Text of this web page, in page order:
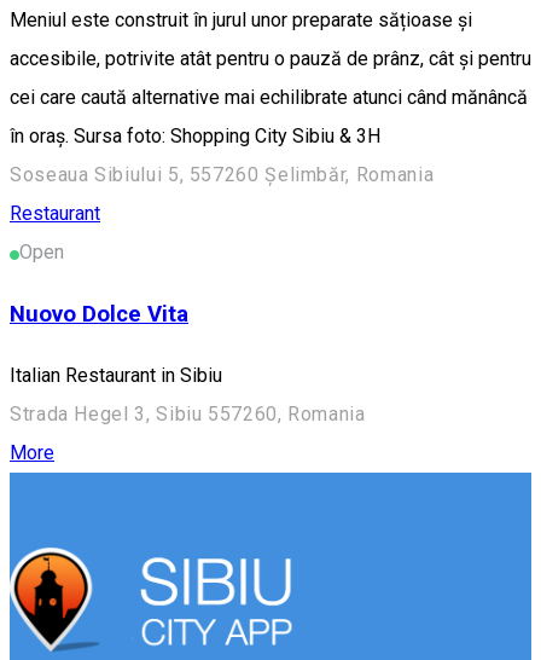
Meniul este construit în jurul unor preparate sățioase și
accesibile, potrivite atât pentru o pauză de prânz, cât și pentru
cei care caută alternative mai echilibrate atunci când mănâncă
în oraș. Sursa foto: Shopping City Sibiu & 3H
Soseaua Sibiului 5, 557260 Șelimbăr, Romania
Restaurant
Open
Nuovo Dolce Vita
Italian Restaurant in Sibiu
Strada Hegel 3, Sibiu 557260, Romania
More